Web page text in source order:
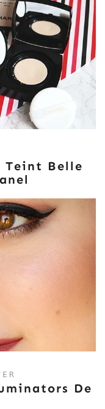
Teint Belle
De